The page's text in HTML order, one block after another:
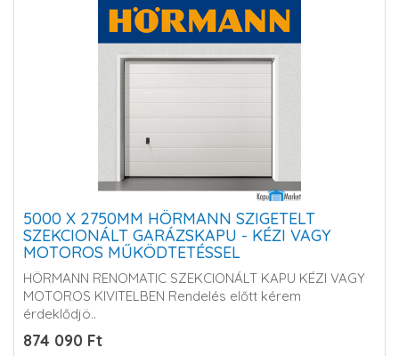
5000 X 2750MM HÖRMANN SZIGETELT
SZEKCIONÁLT GARÁZSKAPU - KÉZI VAGY
MOTOROS MŰKÖDTETÉSSEL
HÖRMANN RENOMATIC SZEKCIONÁLT KAPU KÉZI VAGY
MOTOROS KIVITELBEN Rendelés előtt kérem
érdeklődjö..
874 090 Ft